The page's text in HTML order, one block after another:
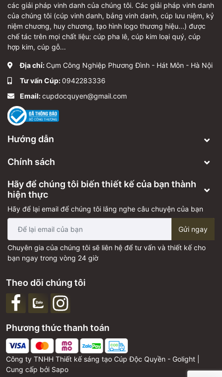
các giải pháp vinh danh của chúng tôi. Các giải pháp vinh danh
của chúng tôi (cúp vinh danh, bảng vinh danh, cúp lưu niệm, kỷ
niệm chương, huy chương, tạo hình logo thương hiệu...) được
chế tác trên mọi chất liệu: cúp pha lê, cúp kim loại quý, cúp
hợp kim, cúp gỗ...
Địa chỉ: Cụm Công Nghiệp Phương Đình - Hát Môn - Hà Nội
Tư vấn Cúp:0942283336
Email:cupdocquyen@gmail.com
Hướng dẫn
Chính sách
Hãy để chúng tôi biến thiết kế của bạn thành
hiện thực
Hãy để lại email để chúng tôi lắng nghe câu chuyện của bạn
Gửi ngay
Chuyên gia của chúng tôi sẽ liên hệ để tư vấn và thiết kế cho
bạn ngay trong vòng 24 giờ
Công ty TNHH Thiết kế sáng tạo Cúp Độc Quyền - Golight |
Cung cấp bởi Sapo
Phương thức thanh toán
Theo dõi chúng tôi